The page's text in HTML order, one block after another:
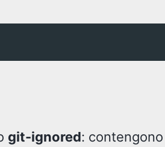
git-ignored: